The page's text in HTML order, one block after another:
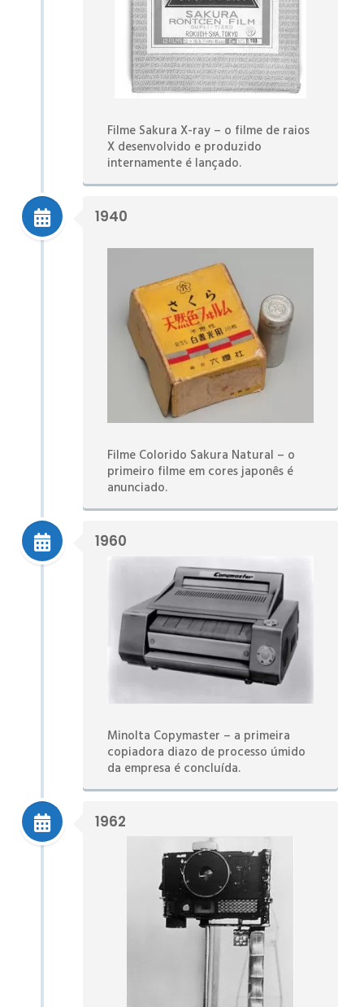
Filme Sakura X-ray – o filme de raios
X desenvolvido e produzido
internamente é lançado.
1940
Filme Colorido Sakura Natural – o
primeiro filme em cores japonês é
anunciado.
1960
Minolta Copymaster – a primeira
copiadora diazo de processo úmido
da empresa é concluída.
1962